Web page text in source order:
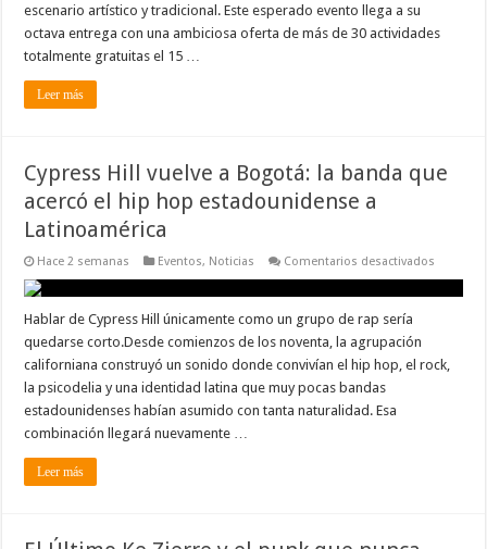
escenario artístico y tradicional. Este esperado evento llega a su
octava entrega con una ambiciosa oferta de más de 30 actividades
totalmente gratuitas el 15 …
Leer más
Cypress Hill vuelve a Bogotá: la banda que
acercó el hip hop estadounidense a
Latinoamérica
Hace 2 semanas Eventos, Noticias Comentarios desactivados
banda
que
Hablar de Cypress Hill únicamente como un grupo de rap sería
quedarse corto.Desde comienzos de los noventa, la agrupación
californiana construyó un sonido donde convivían el hip hop, el rock,
la psicodelia y una identidad latina que muy pocas bandas
estadounidenses habían asumido con tanta naturalidad. Esa
combinación llegará nuevamente …
Leer más